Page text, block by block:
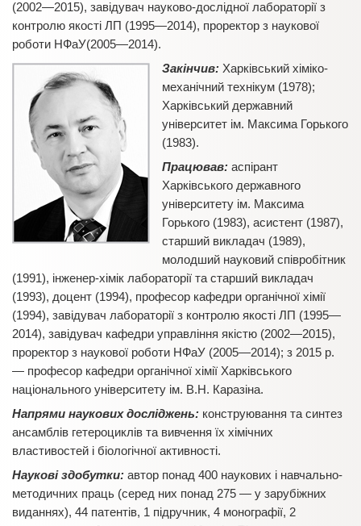
(2002—2015), завідувач науково-дослідної лабораторії з
контролю якості ЛП (1995—2014), проректор з наукової
роботи НФаУ(2005—2014).
Закінчив: Харківський хіміко-
механічний технікум (1978);
Харківський державний
університет ім. Максима Горького
(1983).
Працював: аспірант
Харківського державного
університету ім. Максима
Горького (1983), асистент (1987),
старший викладач (1989),
молодший науковий співробітник
(1991), інженер-хімік лабораторії та старший викладач
(1993), доцент (1994), професор кафедри органічної хімії
(1994), завідувач лабораторії з контролю якості ЛП (1995—
2014), завідувач кафедри управління якістю (2002—2015),
проректор з наукової роботи НФаУ (2005—2014); з 2015 р.
— професор кафедри органічної хімії Харківського
національного університету ім. В.Н. Каразіна.
Напрями наукових досліджень: конструювання та синтез
ансамблів гетероциклів та вивчення їх хімічних
властивостей і біологічної активності.
Наукові здобутки: автор понад 400 наукових і навчально-
методичних праць (серед них понад 275 — у зарубіжних
виданнях), 44 патентів, 1 підручник, 4 монографії, 2